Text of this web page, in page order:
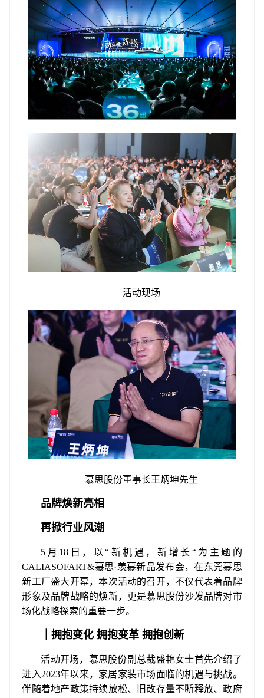
活动现场
慕思股份董事长王炳坤先生
品牌焕新亮相
再掀行业风潮
5月18日，以“新机遇，新增长“为主题的
CALIASOFART&慕思·羡慕新品发布会，在东莞慕思
新工厂盛大开幕，本次活动的召开，不仅代表着品牌
形象及品牌战略的焕新，更是慕思股份沙发品牌对市
场化战略探索的重要一步。
｜拥抱变化 拥抱变革 拥抱创新
活动开场，慕思股份副总裁盛艳女士首先介绍了
进入2023年以来，家居家装市场面临的机遇与挑战。
伴随着地产政策持续放松、旧改存量不断释放、政府